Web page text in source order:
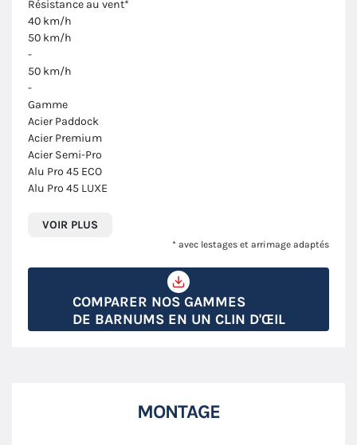
Résistance au vent*
40 km/h
50 km/h
-
50 km/h
-
Gamme
Acier Paddock
Acier Premium
Acier Semi-Pro
Alu Pro 45 ECO
Alu Pro 45 LUXE
VOIR PLUS
* avec lestages et arrimage adaptés
COMPARER NOS GAMMES
DE BARNUMS EN UN CLIN D'ŒIL
MONTAGE